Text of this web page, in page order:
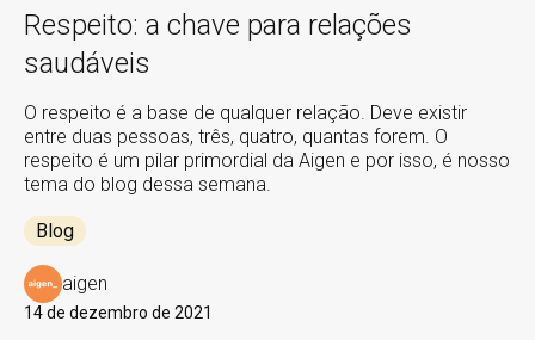
Respeito: a chave para relações
saudáveis
O respeito é a base de qualquer relação. Deve existir
entre duas pessoas, três, quatro, quantas forem. O
respeito é um pilar primordial da Aigen e por isso, é nosso
tema do blog dessa semana.
Blog
aigen
14 de dezembro de 2021